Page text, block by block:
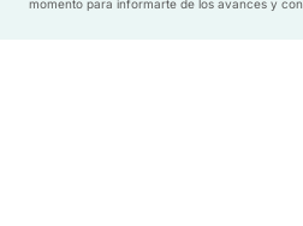
envían en un paquete aparte
momento para informarte de los avances y